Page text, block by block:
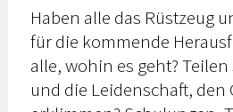
Haben alle das Rüstzeug
für die kommende
alle, wohin es geht?
und die Leidenschaft, den